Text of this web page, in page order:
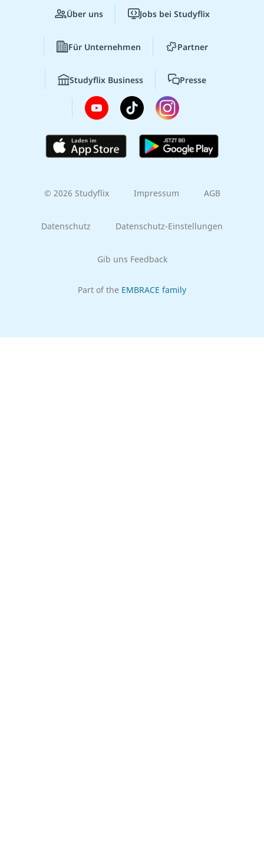
Über uns Jobs bei Studyflix
Für Unternehmen Partner
Studyflix Business Presse
© 2026 Studyflix Impressum AGB
Datenschutz Datenschutz-Einstellungen
Gib uns Feedback
Part of the EMBRACE family